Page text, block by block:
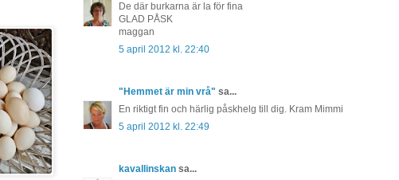
De där burkarna är la för fina
GLAD PÅSK
maggan
5 april 2012 kl. 22:40
"Hemmet är min vrå" sa...
En riktigt fin och härlig påskhelg till dig. Kram Mimmi
5 april 2012 kl. 22:49
kavallinskan sa...